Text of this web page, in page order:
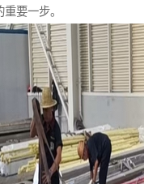
要一步。